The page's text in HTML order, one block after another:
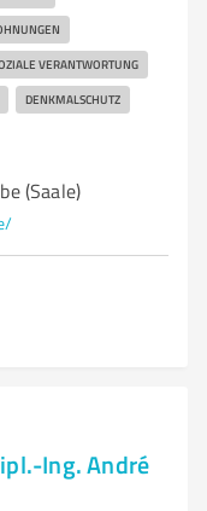
VERANTWORTUNG
DENKMALSCHUTZ
(Saale)
Ing. André